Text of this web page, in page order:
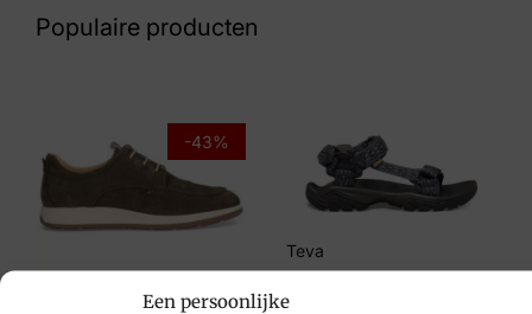
Een persoonlijke
Mephisto
Artikelnummer
Bradley Spice
Populaire producten
-43%
Teva